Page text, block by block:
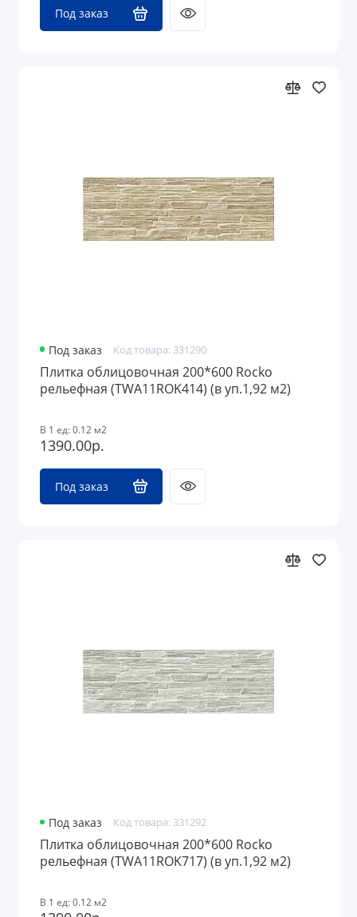
Под заказ
Под заказ Код товара: 331290
Плитка облицовочная 200*600 Rocko
рельефная (TWA11ROK414) (в уп.1,92 м2)
В 1 ед: 0.12 м2
1390.00р.
Под заказ
Под заказ Код товара: 331292
Плитка облицовочная 200*600 Rocko
рельефная (TWA11ROK717) (в уп.1,92 м2)
В 1 ед: 0.12 м2